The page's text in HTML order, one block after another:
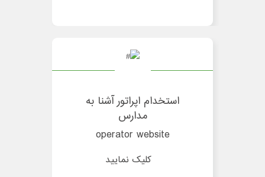
استخدام اپراتور آشنا به
مدارس
operator website
کلیک نمایید